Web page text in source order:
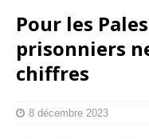
Pour les
prisonniers
chiffres
8 décembre 2023